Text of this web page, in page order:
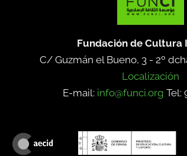
Fundación de Cultura
C/ Guzmán el Bueno, 3 - 2º
Localización
E-mail: info@funci.org Tel: